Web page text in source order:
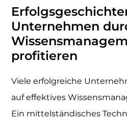
Unternehmen
profitieren
Viele erfolgreiche
auf effektives
Ein mittelständisches